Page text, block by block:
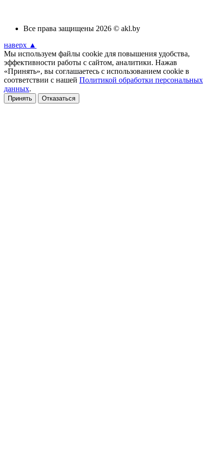
Все права защищены 2026 © akl.by
наверх ▲
Мы используем файлы cookie для повышения удобства,
эффективности работы с сайтом, аналитики. Нажав
«Принять», вы соглашаетесь с использованием cookie в
соответствии с нашей Политикой обработки персональных
данных.
Принять Отказаться